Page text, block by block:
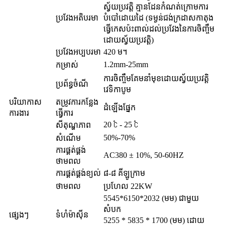
ប្រវែងអតិបរមា
ស្វ័យប្រវត្តិ គ្មានដែនកំណត់ក្រោមការ
បំបៅដោយដៃ (ទម្ងន់ជង់ក្រដាសកាតុង
ធ្វើកេសប៉ះពាល់ដល់ប្រវែងនៃការចិញ្ចឹម
ដោយស្វ័យប្រវត្តិ)
ប្រវែងអប្បបរមា 420 ម។
កម្រាស់
1.2mm-25mm
ប្រព័ន្ធចំណី
ការចិញ្ចឹមគែមនាំមុខដោយស្វ័យប្រវត្តិ
វេទិកាបូម
បរិយាកាស
ការងារ
តម្រូវការកន្លែង
ធ្វើការ
ដំឡើងផ្នែក
សីតុណ្ហភាព
20 ℃ - 25 ℃
សំណើម
50%-70%
ការផ្គត់ផ្គង់
ថាមពល
AC380 ± 10%, 50-60HZ
ការផ្គត់ផ្គង់ខ្យល់ ៨-៨ គីឡូក្រាម
ថាមពល
ប្រហែល 22KW
ផ្សេងៗ ទំហំម៉ាស៊ីន
5545*6150*2032 (មម) ជាមួយ
សំបក
5255 * 5835 * 1700 (មម) ដោយ